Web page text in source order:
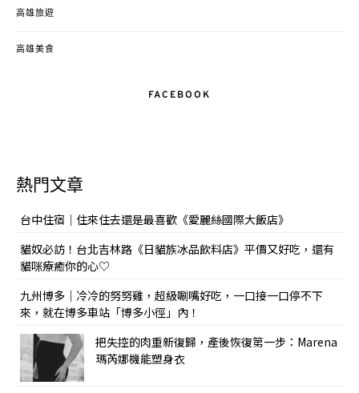
高雄旅遊
高雄美食
FACEBOOK
熱門文章
台中住宿｜住來住去還是最喜歡《愛麗絲國際大飯店》
貓奴必訪！台北吉林路《日貓族冰品飲料店》平價又好吃，還有
貓咪療癒你的心♡
九州博多｜冷冷的努努雞，超級唰嘴好吃，一口接一口停不下
來，就在博多車站「博多小徑」內！
把失控的肉重新復歸，產後恢復第一步：Marena
瑪芮娜機能塑身衣